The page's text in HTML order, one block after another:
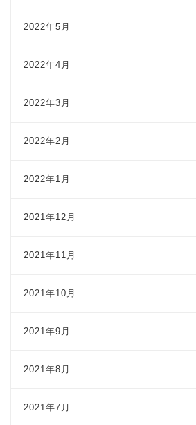
2022年5月
2022年4月
2022年3月
2022年2月
2022年1月
2021年12月
2021年11月
2021年10月
2021年9月
2021年8月
2021年7月